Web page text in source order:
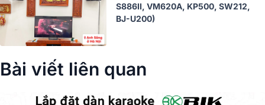
S886II, VM620A, KP500, SW212,
BJ-U200)
Bài viết liên quan